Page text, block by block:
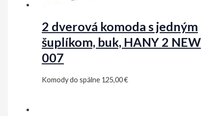
2 dverová komoda s jedným
šuplíkom, buk, HANY 2 NEW
007
Komody do spálne 125,00€